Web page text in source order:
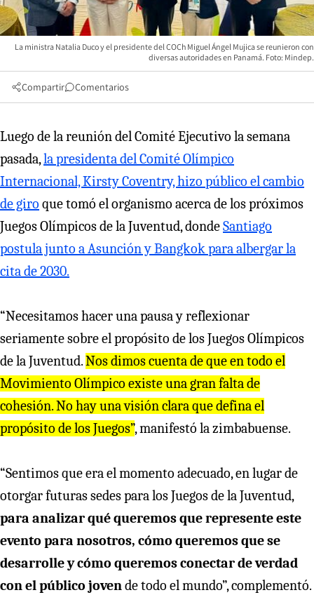
La ministra Natalia Duco y el presidente del COCh Miguel Ángel Mujica se reunieron con
diversas autoridades en Panamá. Foto: Mindep.
Compartir Comentarios
Luego de la reunión del Comité Ejecutivo la semana
pasada,la presidenta del Comité Olímpico
Internacional, Kirsty Coventry, hizo público el cambio
de giro que tomó el organismo acerca de los próximos
Juegos Olímpicos de la Juventud, dondeSantiago
postula junto a Asunción y Bangkok para albergar la
cita de 2030.
“Necesitamos hacer una pausa y reflexionar
seriamente sobre el propósito de los Juegos Olímpicos
de la Juventud.Nos dimos cuenta de que en todo el
Movimiento Olímpico existe una gran falta de
cohesión. No hay una visión clara que defina el
propósito de los Juegos”, manifestó la zimbabuense.
“Sentimos que era el momento adecuado, en lugar de
otorgar futuras sedes para los Juegos de la Juventud,
para analizar qué queremos que represente este
evento para nosotros, cómo queremos que se
desarrolle y cómo queremos conectar de verdad
con el público jovende todo el mundo”, complementó.